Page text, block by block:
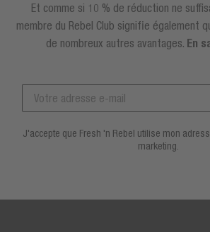
Et comme si 10 % de réduction ne
membre du Rebel Club signifie également
de nombreux autres avantages. En
J'accepte que Fresh 'n Rebel utilise mon
marketing.